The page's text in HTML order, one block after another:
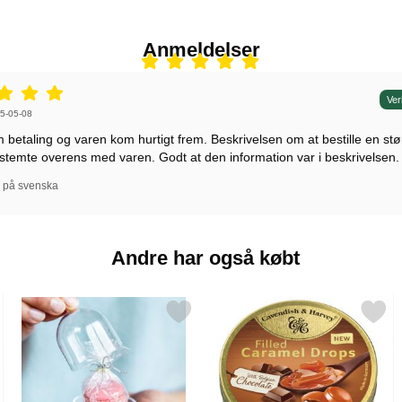
Anmeldelser
5 stjerne af 5,
af:
05-08
betaling og varen kom hurtigt frem. Beskrivelsen om at bestille en
overens med varen. Godt at den information var i beskrivelsen.
svenska
Andre har også købt
6,5 cm som favorit
Markér kagefad med Låg Mini som favoritMarkér caramel Choco Filled